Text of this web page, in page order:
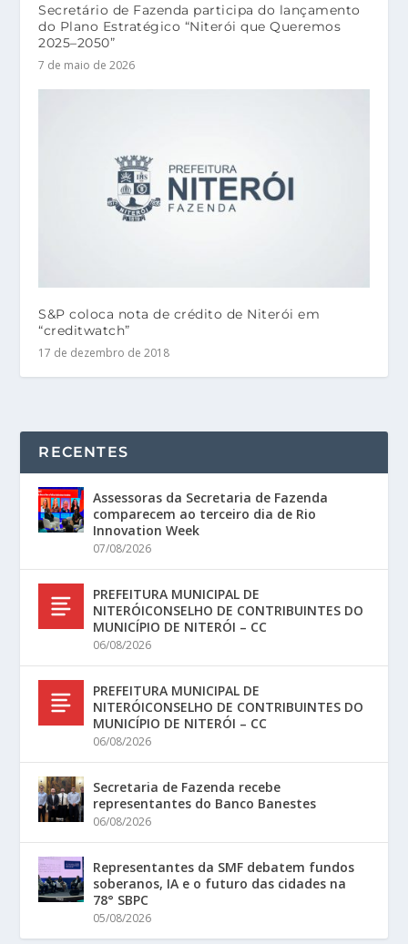
Secretário de Fazenda participa do lançamento
do Plano Estratégico “Niterói que Queremos
2025–2050”
7 de maio de 2026
S&P coloca nota de crédito de Niterói em
“creditwatch”
17 de dezembro de 2018
RECENTES
Assessoras da Secretaria de Fazenda
comparecem ao terceiro dia de Rio
Innovation Week
07/08/2026
PREFEITURA MUNICIPAL DE
NITERÓICONSELHO DE CONTRIBUINTES DO
MUNICÍPIO DE NITERÓI – CC
06/08/2026
PREFEITURA MUNICIPAL DE
NITERÓICONSELHO DE CONTRIBUINTES DO
MUNICÍPIO DE NITERÓI – CC
06/08/2026
Secretaria de Fazenda recebe
representantes do Banco Banestes
06/08/2026
Representantes da SMF debatem fundos
soberanos, IA e o futuro das cidades na
78° SBPC
05/08/2026